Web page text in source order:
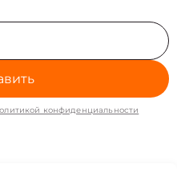
конфиденциальности